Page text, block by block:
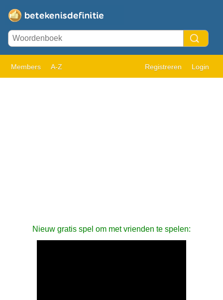
Members A-Z Registreren Login
Nieuw gratis spel om met vrienden te spelen: